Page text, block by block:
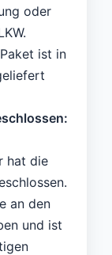
oder
ist in
hat die
an den
und ist